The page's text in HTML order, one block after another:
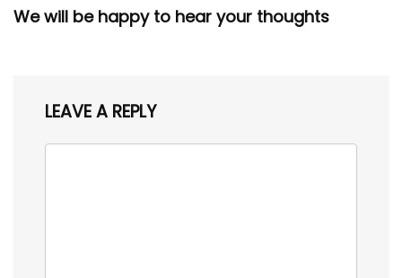
We will be happy to hear your thoughts
LEAVE A REPLY